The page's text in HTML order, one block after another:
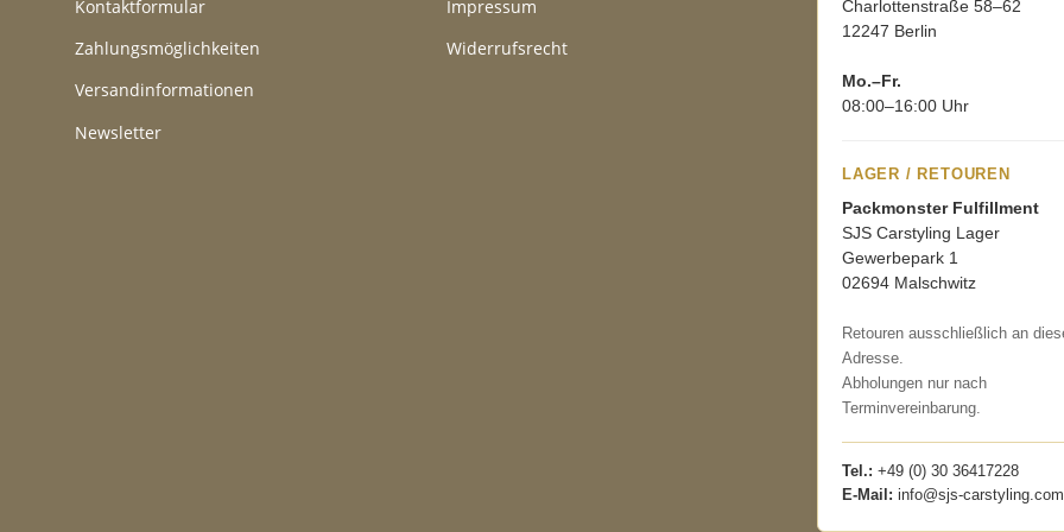
Kontaktformular
Zahlungsmöglichkeiten
Versandinformationen
Newsletter
Impressum
Widerrufsrecht
Charlottenstraße 58–62
12247 Berlin
Mo.–Fr.
08:00–16:00 Uhr
LAGER / RETOUREN
Packmonster Fulfillment
SJS Carstyling Lager
Gewerbepark 1
02694 Malschwitz
Retouren ausschließlich an
Adresse.
Abholungen nur nach
Terminvereinbarung.
Tel.: +49 (0) 30 36417228
E-Mail: info@sjs-carstyling.com